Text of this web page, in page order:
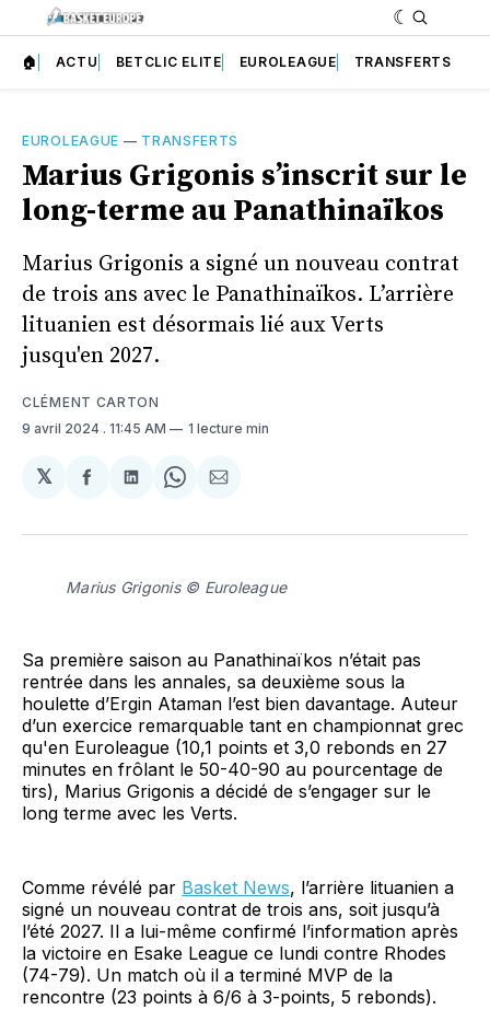
🏠 ACTU BETCLIC ELITE EUROLEAGUE TRANSFERTS
EUROLEAGUE — TRANSFERTS
Marius Grigonis s’inscrit sur le
long-terme au Panathinaïkos
Marius Grigonis a signé un nouveau contrat
de trois ans avec le Panathinaïkos. L’arrière
lituanien est désormais lié aux Verts
jusqu'en 2027.
CLÉMENT CARTON
9 avril 2024 . 11:45 AM 1 lecture min
𝕏
Partager
Facebook
Partager
LinkedIn
Share
WhatsApp
Partager
Courriel
Marius Grigonis © Euroleague
Sa première saison au Panathinaïkos n’était pas
rentrée dans les annales, sa deuxième sous la
houlette d’Ergin Ataman l’est bien davantage. Auteur
d’un exercice remarquable tant en championnat grec
qu'en Euroleague (10,1 points et 3,0 rebonds en 27
minutes en frôlant le 50-40-90 au pourcentage de
tirs), Marius Grigonis a décidé de s’engager sur le
long terme avec les Verts.
Comme révélé par Basket News, l’arrière lituanien a
signé un nouveau contrat de trois ans, soit jusqu’à
l’été 2027. Il a lui-même confirmé l’information après
la victoire en Esake League ce lundi contre Rhodes
(74-79). Un match où il a terminé MVP de la
rencontre (23 points à 6/6 à 3-points, 5 rebonds).